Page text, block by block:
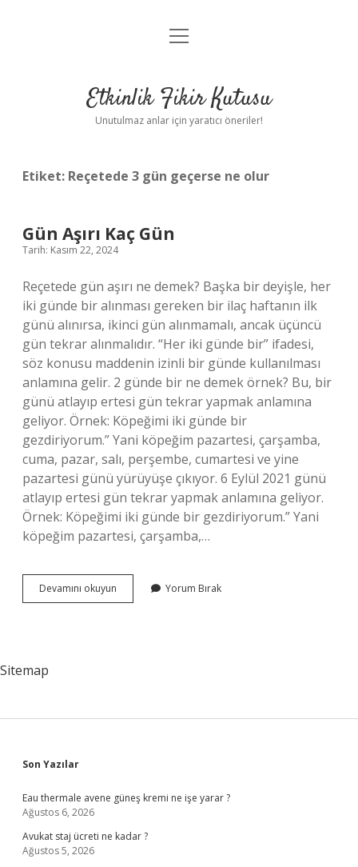
Anasayfa
Yasal Uyarı
menüyü
Etkinlik Fikir Kutusu
Unutulmaz anlar için yaratıcı öneriler!
Etiket: Reçetede 3 gün geçerse ne olur
Gün Aşırı Kaç Gün
Tarih: Kasım 22, 2024
Reçetede gün aşırı ne demek? Başka bir deyişle, her
iki günde bir alınması gereken bir ilaç haftanın ilk
günü alınırsa, ikinci gün alınmamalı, ancak üçüncü
gün tekrar alınmalıdır. “Her iki günde bir” ifadesi,
söz konusu maddenin izinli bir günde kullanılması
anlamına gelir. 2 günde bir ne demek örnek? Bu, bir
günü atlayıp ertesi gün tekrar yapmak anlamına
geliyor. Örnek: Köpeğimi iki günde bir
gezdiriyorum.” Yani köpeğim pazartesi, çarşamba,
cuma, pazar, salı, perşembe, cumartesi ve yine
pazartesi günü yürüyüşe çıkıyor. 6 Eylül 2021 günü
atlayıp ertesi gün tekrar yapmak anlamına geliyor.
Örnek: Köpeğimi iki günde bir gezdiriyorum.” Yani
köpeğim pazartesi, çarşamba,…
Devamını okuyun
Aşırı
Yorum Bırak
Sitemap
Sidebar
Son Yazılar
Eau thermale avene güneş kremi ne işe yarar ?
Ağustos 6, 2026
Avukat staj ücreti ne kadar ?
Ağustos 5, 2026